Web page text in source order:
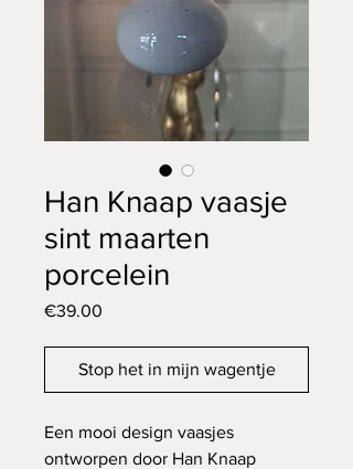
Han Knaap vaasje
sint maarten
porcelein
€39.00
Stop het in mijn wagentje
Een mooi design vaasjes
ontworpen door Han Knaap